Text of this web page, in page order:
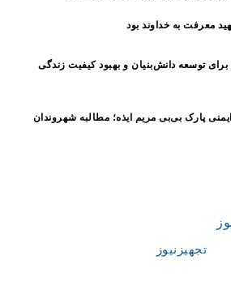
معرفت به خداوند بود
توسعه دانش‌بنیان و بهبود کیفیت زندگی
پارک بی‌بی مریم ایذه؛ مطالبه شهروندان
تجهیزنیوز